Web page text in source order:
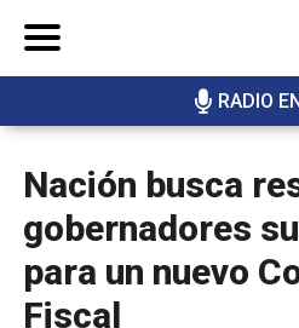
RADIO
Nación busca
gobernadores
para un nuevo
Fiscal